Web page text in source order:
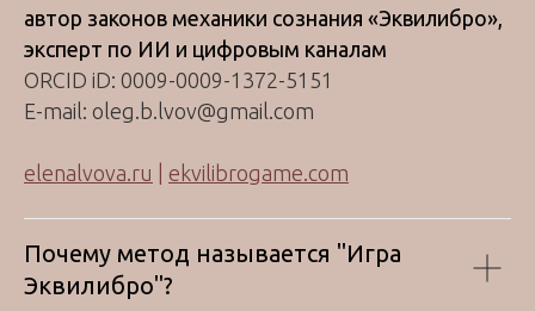
автор законов механики сознания «Эквилибро»,
эксперт по ИИ и цифровым каналам
ORCID iD: 0009-0009-1372-5151
E-mail: oleg.b.lvov@gmail.com
elenalvova.ru ekvilibrogame.com
Почему метод называется "Игра
Эквилибро"?